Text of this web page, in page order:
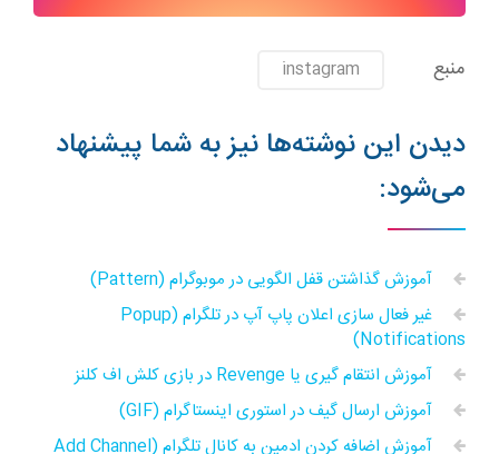
منبع instagram
دیدن این نوشته‌ها نیز به شما پیشنهاد
می‌شود:
آموزش گذاشتن قفل الگویی در موبوگرام (Pattern)
غیر فعال سازی اعلان پاپ آپ در تلگرام (Popup
Notifications)
آموزش انتقام گیری یا Revenge در بازی کلش اف کلنز
آموزش ارسال گیف در استوری اینستاگرام (GIF)
آموزش اضافه کردن ادمین به کانال تلگرام (Add Channel